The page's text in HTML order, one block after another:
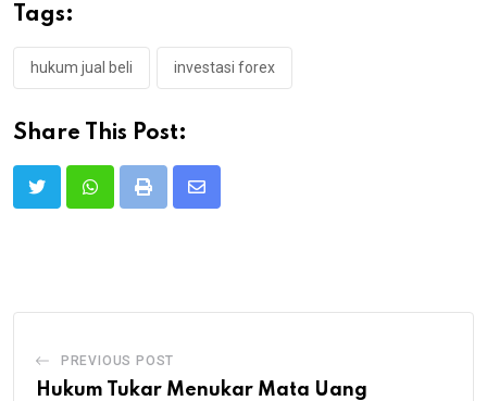
Tags:
hukum jual beli investasi forex
Share This Post:
Print
Share
PREVIOUS POST
Hukum Tukar Menukar Mata Uang